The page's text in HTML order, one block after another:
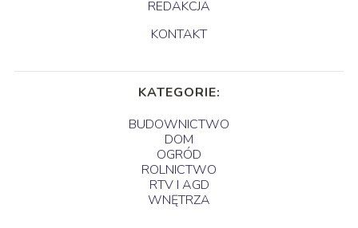
REDAKCJA
KONTAKT
KATEGORIE:
BUDOWNICTWO
DOM
OGRÓD
ROLNICTWO
RTV I AGD
WNĘTRZA